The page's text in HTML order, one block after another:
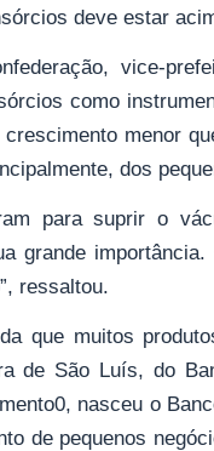
deve estar
vice-
como
menor
dos
para suprir o
grande
ressaltou.
que muitos
de São Luís, do
nasceu o
de pequenos